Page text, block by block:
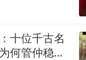
十位千古名
何管仲稳居